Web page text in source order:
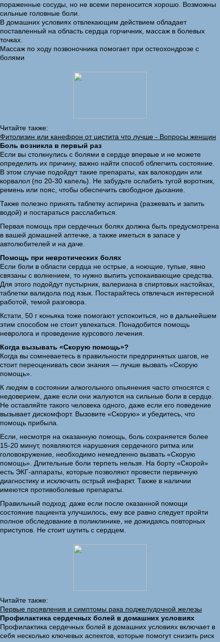
пораженные сосуды, но не всеми переносится хорошо. Возможны
сильные головные боли.
В домашних условиях отвлекающим действием обладает
поставленный на область сердца горчичник, массаж в болевых
точках.
Массаж по ходу позвоночника помогает при остеохондрозе с
болями
Читайте также:
Фитолизин или канефрон от цистита что лучше - Вопросы женщин
Боль возникла в первый раз
Если вы столкнулись с болями в сердце впервые и не можете
определить их причину, важно найти способ облегчить состояние.
В этом случае подойдут такие препараты, как валокордин или
корвалол (по 20-30 капель). Не забудьте ослабить тугой воротник,
ремень или пояс, чтобы обеспечить свободное дыхание.
Также полезно принять таблетку аспирина (разжевать и запить
водой) и постараться расслабиться.
Первая помощь при сердечных болях должна быть предусмотрена
в вашей домашней аптечке, а также иметься в запасе у
автолюбителей и на даче.
Помощь при невротических болях
Если боли в области сердца не острые, а ноющие, тупые, явно
связаны с волнением, то нужно выпить успокаивающие средства.
Для этого подойдут пустырник, валериана в спиртовых настойках,
таблетки валидола под язык. Постарайтесь отвлечься интересной
работой, темой разговора.
Кстати, 50 г коньяка тоже помогают успокоиться, но в дальнейшем
этим способом не стоит увлекаться. Понадобится помощь
невролога и проведение курсового лечения.
Когда вызывать «Скорую помощь»?
Когда вы сомневаетесь в правильности предпринятых шагов, не
стоит переоценивать свои знания — лучше вызвать «Скорую
помощь».
К людям в состоянии алкогольного опьянения часто относятся с
недоверием, даже если они жалуются на сильные боли в сердце.
Не оставляйте такого человека одного, даже если его поведение
вызывает дискомфорт. Вызовите «Скорую» и убедитесь, что
помощь прибыла.
Если, несмотря на оказанную помощь, боль сохраняется более
15-20 минут, появляются нарушения сердечного ритма или
головокружение, необходимо немедленно вызвать «Скорую
помощь». Длительные боли терпеть нельзя. На борту «Скорой»
есть ЭКГ-аппараты, которые позволяют провести первичную
диагностику и исключить острый инфаркт. Также в наличии
имеются противоболевые препараты.
Правильный подход: даже если после оказанной помощи
состояние пациента улучшилось, ему все равно следует пройти
полное обследование в поликлинике, не дожидаясь повторных
приступов. Не стоит шутить с сердцем.
Читайте также:
Первые проявления и симптомы рака поджелудочной железы
Профилактика сердечных болей в домашних условиях
Профилактика сердечных болей в домашних условиях включает в
себя несколько ключевых аспектов, которые помогут снизить риск